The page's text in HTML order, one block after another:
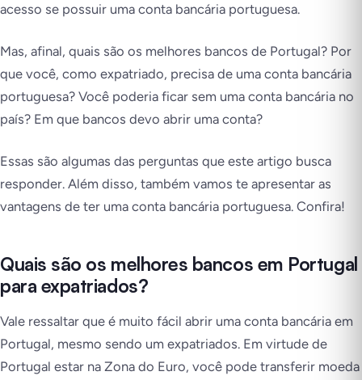
acesso se possuir uma conta bancária portuguesa.
Mas, afinal, quais são os melhores bancos de Portugal? Por
que você, como expatriado, precisa de uma conta bancária
portuguesa? Você poderia ficar sem uma conta bancária no
país? Em que bancos devo abrir uma conta?
Essas são algumas das perguntas que este artigo busca
responder. Além disso, também vamos te apresentar as
vantagens de ter uma conta bancária portuguesa. Confira!
Quais são os melhores bancos em Portugal
para expatriados?
Vale ressaltar que é muito fácil abrir uma conta bancária em
Portugal, mesmo sendo um expatriados. Em virtude de
Portugal estar na Zona do Euro, você pode transferir moeda